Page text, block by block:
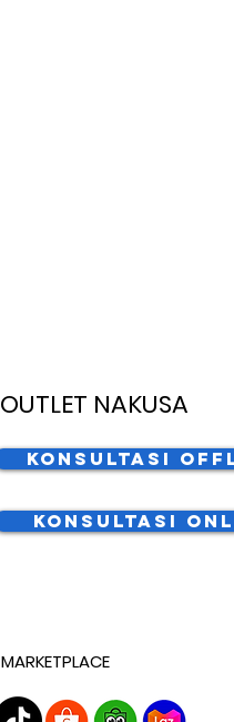
OUTLET NAKUSA
Konsultasi
Konsultasi
MARKETPLACE